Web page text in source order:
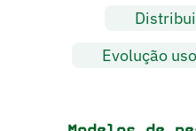
Evolução